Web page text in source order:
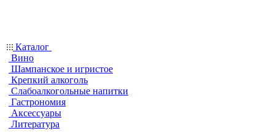
Каталог
Вино
Шампанское и игристое
Крепкий алкоголь
Слабоалкогольные напитки
Гастрономия
Аксессуары
Литература